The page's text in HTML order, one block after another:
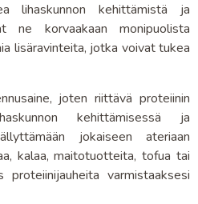
lihaskunnon kehittämistä ja
korvaakaan monipuolista
lisäravinteita, jotka voivat tukea
joten riittävä proteiinin
kehittämisessä ja
jokaiseen ateriaan
kalaa, maitotuotteita, tofua tai
varmistaaksesi